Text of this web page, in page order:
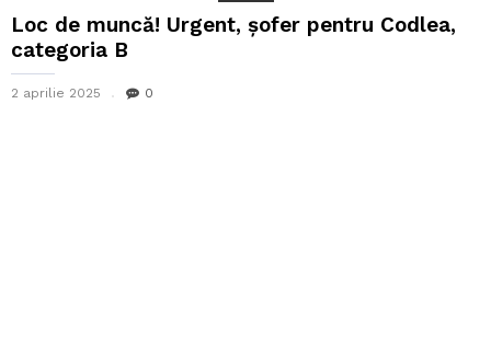
Loc de muncă! Urgent, șofer pentru Codlea,
categoria B
2 aprilie 2025 0